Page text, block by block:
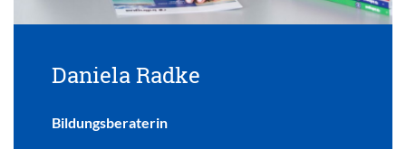
Daniela Radke
Bildungsberaterin